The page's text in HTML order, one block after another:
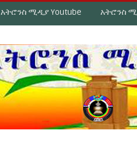
አትሮንስ ሚዲያ Youtube አትሮንስ